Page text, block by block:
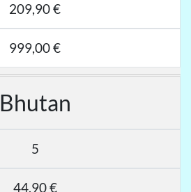
209,90 €
999,00 €
Bhutan
5
44,90 €